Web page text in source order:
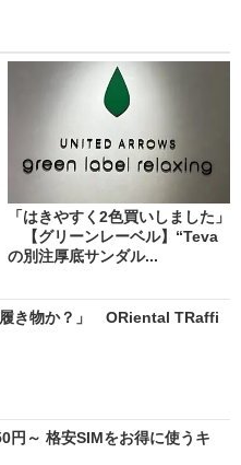
「はきやすく2色買いしました」
【グリーンレーベル】“Teva
の別注厚底サンダル...
履き物か？」 ORiental TRaffi
円～ 格安SIMをお得に使うキ